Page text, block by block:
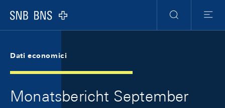
Logo
Ricerca
Menu
Dati economici
Monatsbericht September